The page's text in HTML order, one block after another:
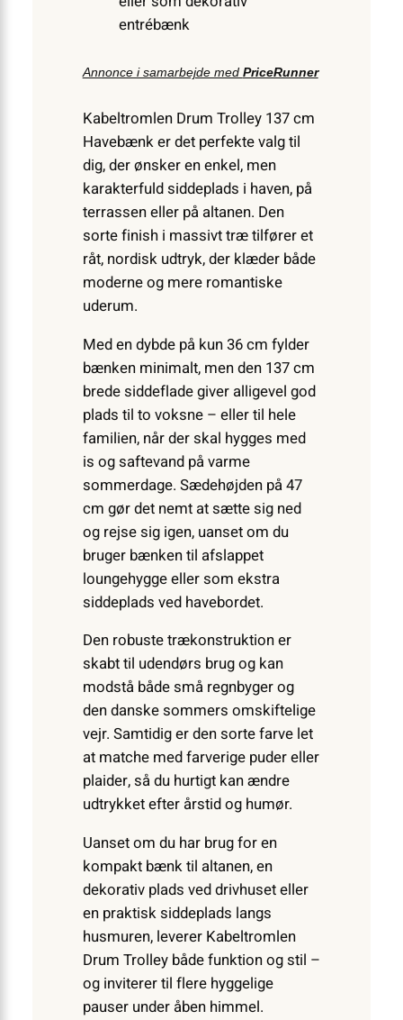
entrébænk
Annonce i samarbejde med PriceRunner
Kabeltromlen Drum Trolley 137 cm
Havebænk er det perfekte valg til
dig, der ønsker en enkel, men
karakterfuld siddeplads i haven, på
terrassen eller på altanen. Den
sorte finish i massivt træ tilfører et
råt, nordisk udtryk, der klæder både
moderne og mere romantiske
uderum.
Med en dybde på kun 36 cm fylder
bænken minimalt, men den 137 cm
brede siddeflade giver alligevel god
plads til to voksne – eller til hele
familien, når der skal hygges med
is og saftevand på varme
sommerdage. Sædehøjden på 47
cm gør det nemt at sætte sig ned
og rejse sig igen, uanset om du
bruger bænken til afslappet
loungehygge eller som ekstra
siddeplads ved havebordet.
Den robuste træ­konstruktion er
skabt til udendørs brug og kan
modstå både små regnbyger og
den danske sommers omskiftelige
vejr. Samtidig er den sorte farve let
at matche med farverige puder eller
plaider, så du hurtigt kan ændre
udtrykket efter årstid og humør.
Uanset om du har brug for en
kompakt bænk til altanen, en
dekorativ plads ved drivhuset eller
en praktisk siddeplads langs
husmuren, leverer Kabeltromlen
Drum Trolley både funktion og stil –
og inviterer til flere hyggelige
pauser under åben himmel.